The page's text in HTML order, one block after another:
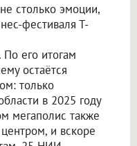
столько эмоции,
фестиваля Т-
его итогам
остаётся
только
в 2025 году
мегаполис также
и вскоре